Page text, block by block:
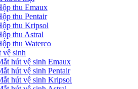
thu Emaux
thu Pentair
thu Kripsol
thu Astral
thu Waterco
vệ sinh
hút vệ sinh Emaux
hút vệ sinh Pentair
hút vệ sinh Kripsol